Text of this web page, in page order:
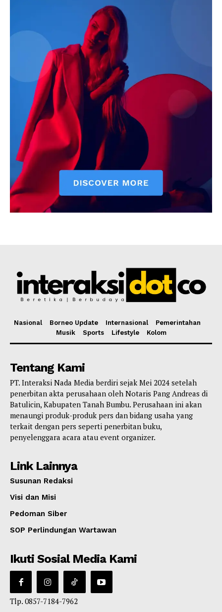
Nasional Borneo Update Internasional
Pemerintahan
Musik
Sports Lifestyle Kolom
Tentang Kami
PT. Interaksi Nada Media berdiri sejak Mei 2024 setelah
penerbitan akta perusahaan oleh Notaris Pang Andreas di
Batulicin, Kabupaten Tanah Bumbu. Perusahaan ini akan
menaungi produk-produk pers dan bidang usaha yang
terkait dengan pers seperti penerbitan buku,
penyelenggara acara atau event organizer.
Link Lainnya
Susunan Redaksi
Visi dan Misi
Pedoman Siber
SOP Perlindungan Wartawan
Ikuti Sosial Media Kami
Tlp. 0857-7184-7962